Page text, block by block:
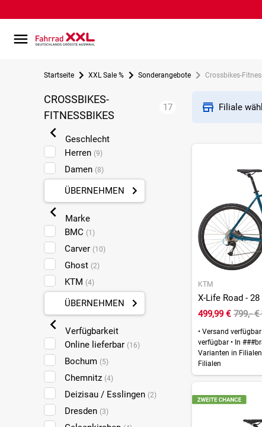
Startseite XXL Sale % Sonderangebote Crossbikes-
CROSSBIKES-
FITNESSBIKES
17
Geschlecht
Herren (9)
Damen (8)
ÜBERNEHMEN
Marke
BMC (1)
Carver (10)
Ghost (2)
KTM (4)
ÜBERNEHMEN
Verfügbarkeit
Online lieferbar (16)
Bochum (5)
Chemnitz (4)
Deizisau / Esslingen (2)
Dresden (3)
Filiale
KTM
X-Life Road -
499,99 € 799,- €
•Versand verfügbar
verfügbar •In
Varianten in
Filialen